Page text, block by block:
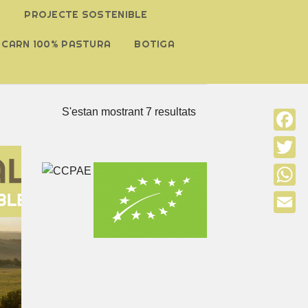
PROJECTE SOSTENIBLE
100% PASTURA BOTIGA
S'estan mostrant 7 resultats
Twitter